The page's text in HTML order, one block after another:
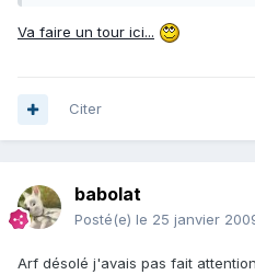
Va faire un tour ici...
Citer
babolat
Posté(e) le 25 janvier
Arf désolé j'avais pas fait